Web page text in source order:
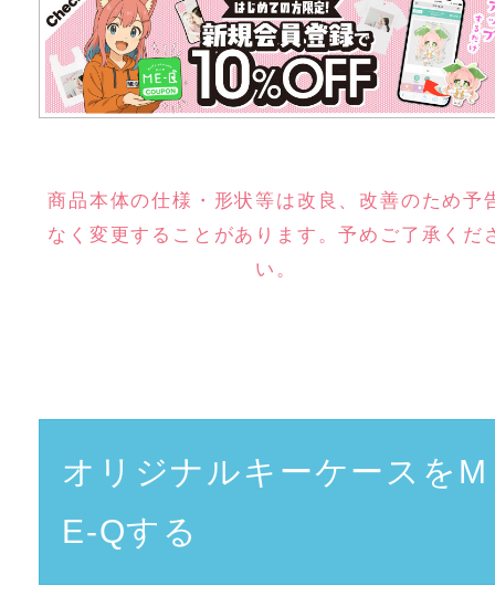
商品本体の仕様・形状等は改良、改善のため予
なく変更することがあります。予めご了承くだ
い。
オリジナルキーケースをM
E-Qする